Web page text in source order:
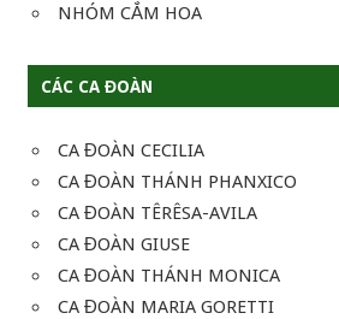
NHÓM CẮM HOA
CÁC CA ĐOÀN
CA ĐOÀN CECILIA
CA ĐOÀN THÁNH PHANXICO
CA ĐOÀN TÊRÊSA-AVILA
CA ĐOÀN GIUSE
CA ĐOÀN THÁNH MONICA
CA ĐOÀN MARIA GORETTI